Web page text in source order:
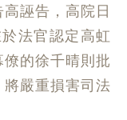
誣告，高院日
法官認定高虹
的徐千晴則批
嚴重損害司法